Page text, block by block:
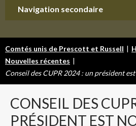
Navigation secondaire
Comtés unis de Prescott et Russell |
Nouvelles récentes |
Conseil des CUPR 2024 : un président
CONSEIL DES
PRÉSIDENT EST